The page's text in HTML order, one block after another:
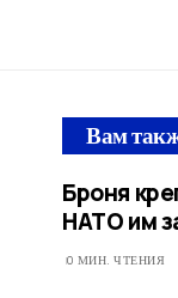
Вам
Броня
НАТО им
0 МИН. ЧТЕНИЯ